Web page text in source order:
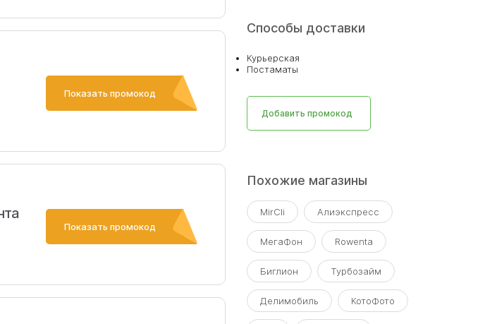
(от 5000₽), 200₽ – на
оплате. Доставка – всегда
Показать промокод
Показать промокод
акциями, но не применяется к
платная.
Способы доставки
Курьерская
Постаматы
Добавить промокод
Похожие магазины
MirCli Алиэкспресс
МегаФон Rowenta
Биглион Турбозайм
Делимобиль КотоФото